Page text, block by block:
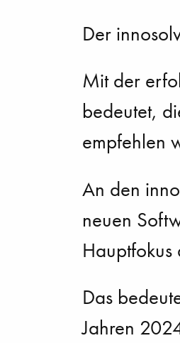
Der
Mit der
bedeutet,
empfehlen
An den
neuen
Das
Jahren